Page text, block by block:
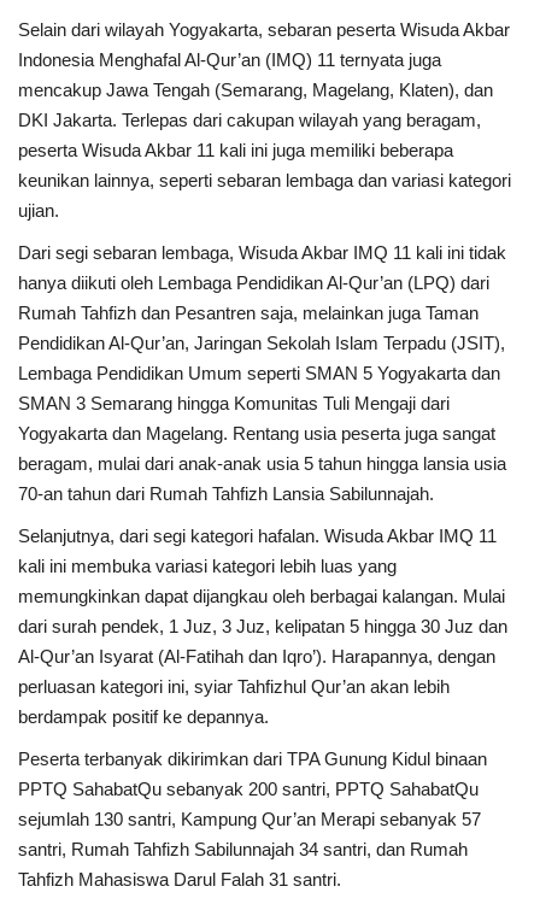
Selain dari wilayah Yogyakarta, sebaran peserta Wisuda Akbar
Indonesia Menghafal Al-Qur’an (IMQ) 11 ternyata juga
mencakup Jawa Tengah (Semarang, Magelang, Klaten), dan
DKI Jakarta. Terlepas dari cakupan wilayah yang beragam,
peserta Wisuda Akbar 11 kali ini juga memiliki beberapa
keunikan lainnya, seperti sebaran lembaga dan variasi kategori
ujian.
Dari segi sebaran lembaga, Wisuda Akbar IMQ 11 kali ini tidak
hanya diikuti oleh Lembaga Pendidikan Al-Qur’an (LPQ) dari
Rumah Tahfizh dan Pesantren saja, melainkan juga Taman
Pendidikan Al-Qur’an, Jaringan Sekolah Islam Terpadu (JSIT),
Lembaga Pendidikan Umum seperti SMAN 5 Yogyakarta dan
SMAN 3 Semarang hingga Komunitas Tuli Mengaji dari
Yogyakarta dan Magelang. Rentang usia peserta juga sangat
beragam, mulai dari anak-anak usia 5 tahun hingga lansia usia
70-an tahun dari Rumah Tahfizh Lansia Sabilunnajah.
Selanjutnya, dari segi kategori hafalan. Wisuda Akbar IMQ 11
kali ini membuka variasi kategori lebih luas yang
memungkinkan dapat dijangkau oleh berbagai kalangan. Mulai
dari surah pendek, 1 Juz, 3 Juz, kelipatan 5 hingga 30 Juz dan
Al-Qur’an Isyarat (Al-Fatihah dan Iqro’). Harapannya, dengan
perluasan kategori ini, syiar Tahfizhul Qur’an akan lebih
berdampak positif ke depannya.
Peserta terbanyak dikirimkan dari TPA Gunung Kidul binaan
PPTQ SahabatQu sebanyak 200 santri, PPTQ SahabatQu
sejumlah 130 santri, Kampung Qur’an Merapi sebanyak 57
santri, Rumah Tahfizh Sabilunnajah 34 santri, dan Rumah
Tahfizh Mahasiswa Darul Falah 31 santri.